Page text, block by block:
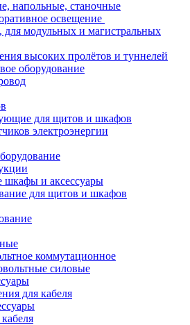
напольные, станочные
освещение
модульных и магистральных
высоких пролётов и туннелей
оборудование
для щитов и шкафов
электроэнергии
шкафы и аксессуары
для щитов и шкафов
коммутационное
силовые
для кабеля